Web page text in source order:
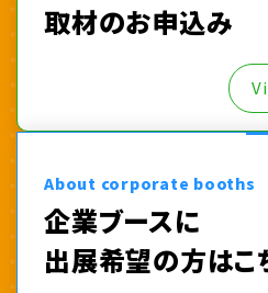
取材のお申込み
About corporate booths
企業ブースに
出展希望の方はこ